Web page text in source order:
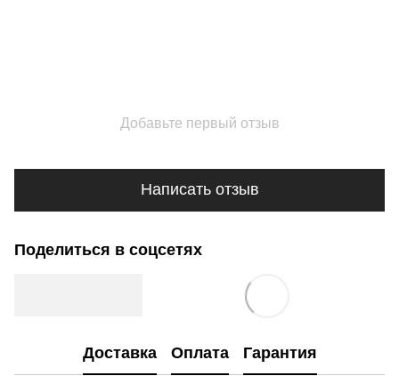
Добавьте первый отзыв
Написать отзыв
Поделиться в соцсетях
Доставка Оплата Гарантия